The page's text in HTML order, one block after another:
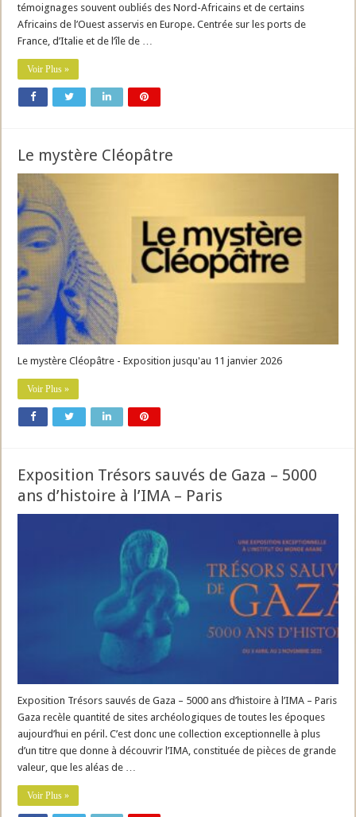
témoignages souvent oubliés des Nord-Africains et de certains
Africains de l’Ouest asservis en Europe. Centrée sur les ports de
France, d’Italie et de l’île de …
Voir Plus »
Le mystère Cléopâtre
Le mystère Cléopâtre - Exposition jusqu'au 11 janvier 2026
Voir Plus »
Exposition Trésors sauvés de Gaza – 5000
ans d’histoire à l’IMA – Paris
Exposition Trésors sauvés de Gaza – 5000 ans d’histoire à l’IMA – Paris
Gaza recèle quantité de sites archéologiques de toutes les époques
aujourd’hui en péril. C’est donc une collection exceptionnelle à plus
d’un titre que donne à découvrir l’IMA, constituée de pièces de grande
valeur, que les aléas de …
Voir Plus »